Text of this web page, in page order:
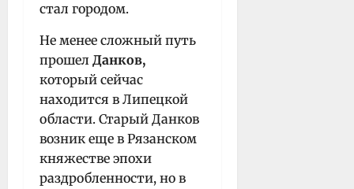
стал городом.
Не менее сложный путь
прошел Данков,
который сейчас
находится в Липецкой
области. Старый Данков
возник еще в Рязанском
княжестве эпохи
раздробленности, но в